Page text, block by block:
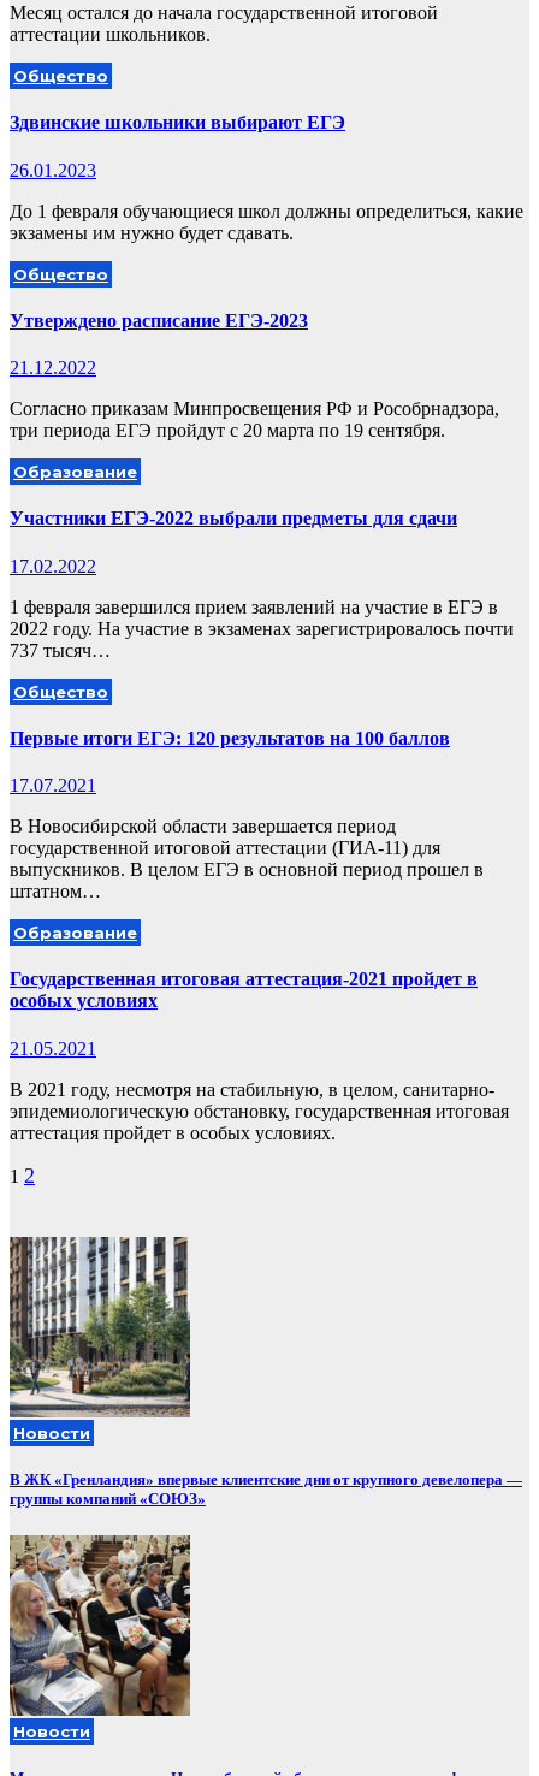
Месяц остался до начала государственной итоговой
аттестации школьников.
Общество
Здвинские школьники выбирают ЕГЭ
26.01.2023
До 1 февраля обучающиеся школ должны определиться, какие
экзамены им нужно будет сдавать.
Общество
Утверждено расписание ЕГЭ-2023
21.12.2022
Согласно приказам Минпросвещения РФ и Рособрнадзора,
три периода ЕГЭ пройдут с 20 марта по 19 сентября.
Образование
Участники ЕГЭ-2022 выбрали предметы для сдачи
17.02.2022
1 февраля завершился прием заявлений на участие в ЕГЭ в
2022 году. На участие в экзаменах зарегистрировалось почти
737 тысяч…
Общество
Первые итоги ЕГЭ: 120 результатов на 100 баллов
17.07.2021
В Новосибирской области завершается период
государственной итоговой аттестации (ГИА-11) для
выпускников. В целом ЕГЭ в основной период прошел в
штатном…
Образование
Государственная итоговая аттестация-2021 пройдет в
особых условиях
21.05.2021
В 2021 году, несмотря на стабильную, в целом, санитарно-
эпидемиологическую обстановку, государственная итоговая
аттестация пройдет в особых условиях.
Пагинация
1 2
Новости
В ЖК «Гренландия» впервые клиентские дни от крупного девелопера —
группы компаний «СОЮЗ»
Новости